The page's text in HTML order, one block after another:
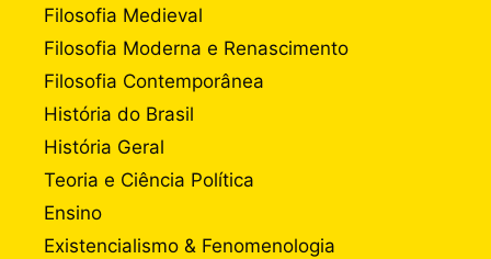
Filosofia Medieval
Filosofia Moderna e Renascimento
Filosofia Contemporânea
História do Brasil
História Geral
Teoria e Ciência Política
Ensino
Existencialismo & Fenomenologia